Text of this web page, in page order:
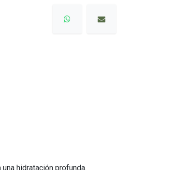
hidratación profunda.